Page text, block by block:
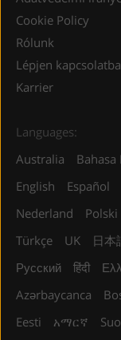
Cookie Policy
Rólunk
Lépjen
Karrier
Languages:
Australia
Bahasa
English
Español
Nederland
Polski
Türkçe
UK 日本
Русский
हिंदी
Azərbaycanca
Eesti
አማርኛ